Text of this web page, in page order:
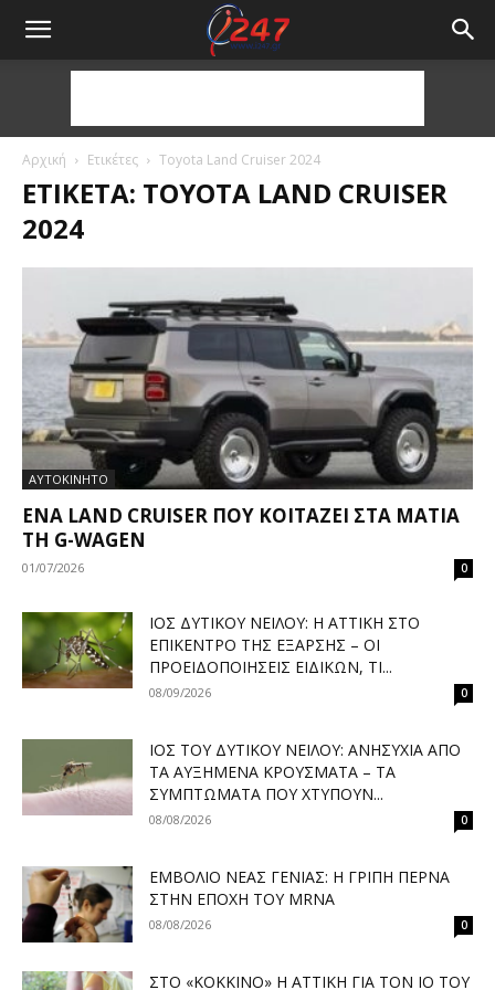
Αρχική Ετικέτες Toyota Land Cruiser 2024
ΕΤΙΚΈΤΑ: TOYOTA LAND CRUISER
2024
ΑΥΤΟΚΙΝΗΤΟ
ΈΝΑ LAND CRUISER ΠΟΥ ΚΟΙΤΆΖΕΙ ΣΤΑ ΜΆΤΙΑ
ΤΗ G-WAGEN
01/07/2026 0
ΙΌΣ ΔΥΤΙΚΟΎ ΝΕΊΛΟΥ: Η ΑΤΤΙΚΉ ΣΤΟ
ΕΠΊΚΕΝΤΡΟ ΤΗΣ ΈΞΑΡΣΗΣ – ΟΙ
ΠΡΟΕΙΔΟΠΟΙΉΣΕΙΣ ΕΙΔΙΚΏΝ, ΤΙ...
08/09/2026 0
ΙΌΣ ΤΟΥ ΔΥΤΙΚΟΎ ΝΕΊΛΟΥ: ΑΝΗΣΥΧΊΑ ΑΠΌ
ΤΑ ΑΥΞΗΜΈΝΑ ΚΡΟΎΣΜΑΤΑ – ΤΑ
ΣΥΜΠΤΏΜΑΤΑ ΠΟΥ ΧΤΥΠΟΎΝ...
08/08/2026 0
ΕΜΒΌΛΙΟ ΝΈΑΣ ΓΕΝΙΆΣ: Η ΓΡΊΠΗ ΠΕΡΝΆ
ΣΤΗΝ ΕΠΟΧΉ ΤΟΥ MRNA
08/08/2026 0
ΣΤΟ «ΚΌΚΚΙΝΟ» Η ΑΤΤΙΚΉ ΓΙΑ ΤΟΝ ΙΌ ΤΟΥ